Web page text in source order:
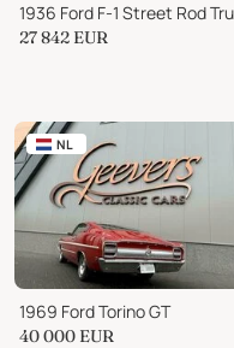
27 842 EUR
NL
1969 Ford Torino GT
40 000 EUR